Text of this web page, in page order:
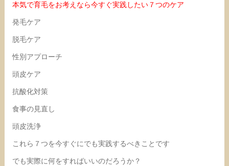
本気で育毛をお考えなら今すぐ実践したい７つのケア
発毛ケア
脱毛ケア
性別アプローチ
頭皮ケア
抗酸化対策
食事の見直し
頭皮洗浄
これら７つを今すぐにでも実践するべきことです
でも実際に何をすればいいのだろうか？